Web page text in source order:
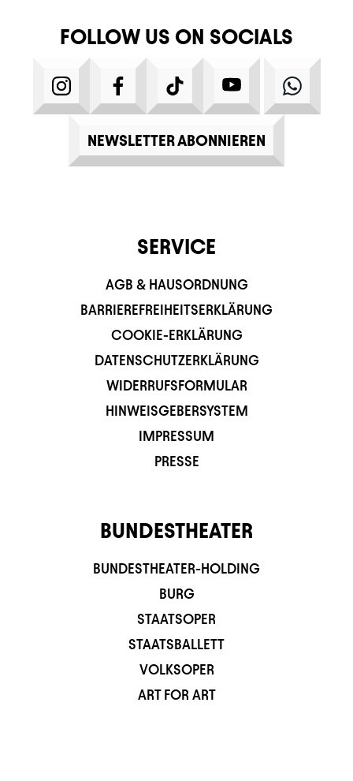
FOLLOW US ON SOCIALS
INSTAGRAMFACEBOOKTIKTOK YOUTUBE
NEWSLETTER ABONNIEREN
SERVICE
AGB & HAUSORDNUNG
BARRIEREFREIHEITSERKLÄRUNG
COOKIE-ERKLÄRUNG
DATENSCHUTZERKLÄRUNG
WIDERRUFSFORMULAR
HINWEISGEBERSYSTEM
IMPRESSUM
PRESSE
BUNDESTHEATER
BUNDESTHEATER-HOLDING
BURG
STAATSOPER
STAATSBALLETT
VOLKSOPER
ART FOR ART